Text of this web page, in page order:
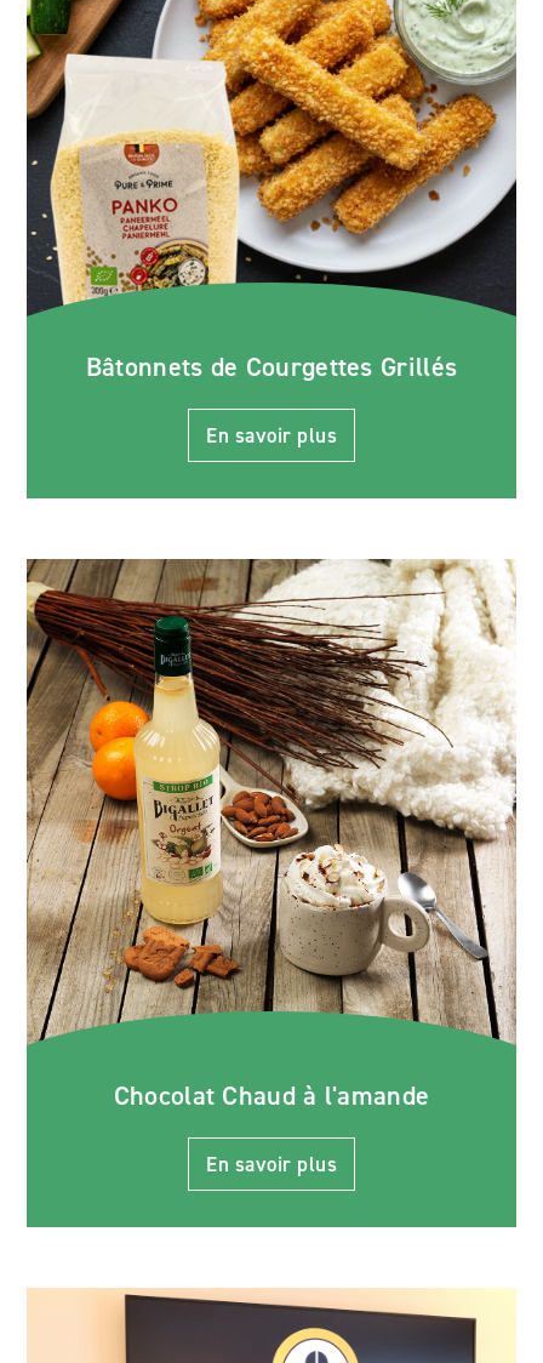
Bâtonnets de Courgettes Grillés
En savoir plus
Chocolat Chaud à l'amande
En savoir plus